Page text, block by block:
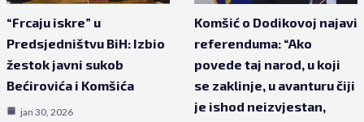
“Frcaju iskre” u
Predsjedništvu BiH: Izbio
žestok javni sukob
Bećirovića i Komšića
jan 30, 2026
Komšić o Dodikovoj najavi
referenduma: “Ako
povede taj narod, u koji
se zaklinje, u avanturu čiji
je ishod neizvjestan,